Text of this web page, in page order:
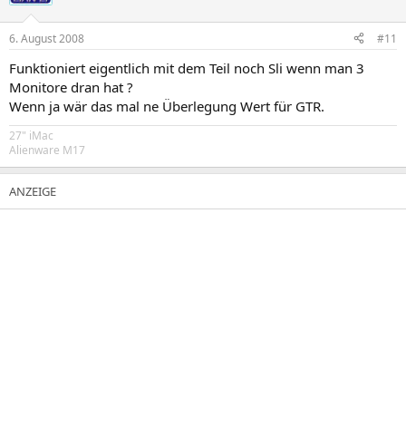
6. August 2008 #11
Funktioniert eigentlich mit dem Teil noch Sli wenn man 3
Monitore dran hat ?
Wenn ja wär das mal ne Überlegung Wert für GTR.
27" iMac
Alienware M17